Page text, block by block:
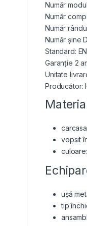
Număr
Număr
Număr
Număr șine
Standard:
Garanție 2
Unitate
Producător:
vopsit
ușă
tip